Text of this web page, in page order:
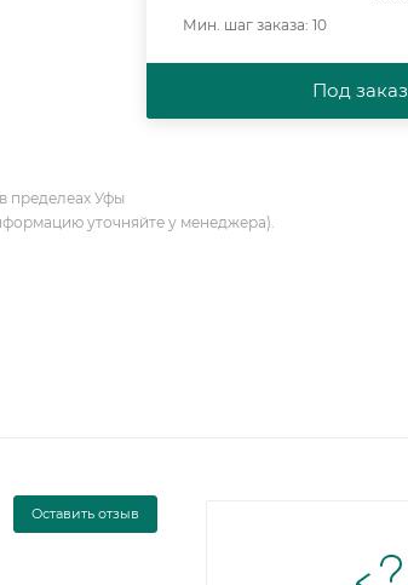
Мин. шаг заказа: 10
Под заказ
пределеах Уфы
уточняйте у менеджера).
Оставить отзыв